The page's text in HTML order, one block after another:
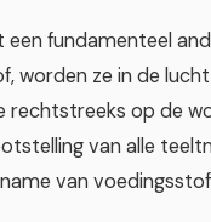
fundamenteel
worden ze in de
rechtstreeks op de
van alle
van